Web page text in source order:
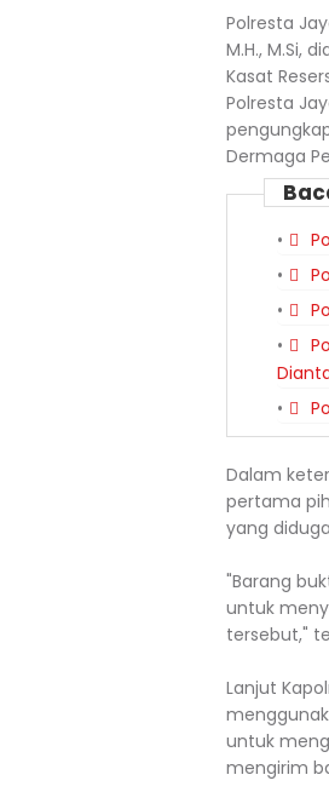
Polresta
M.H., M.Si,
Kasat
Polresta
Dermaga
Dalam
pertama
yang
"Barang
untuk
tersebut,"
Lanjut
untuk
mengirim